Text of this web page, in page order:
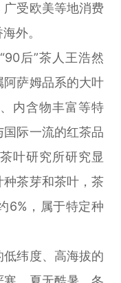
受欧美等地消费
外。
后”茶人王浩然
萨姆品系的大叶
内含物丰富等特
际一流的红茶品
叶研究所研究显
茶芽和茶叶，茶
6%，属于特定种
纬度、高海拔的